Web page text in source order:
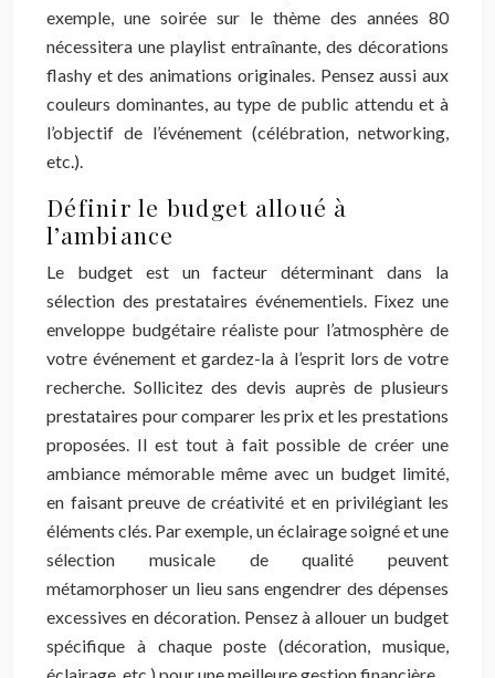
exemple, une soirée sur le thème des années 80
nécessitera une playlist entraînante, des décorations
flashy et des animations originales. Pensez aussi aux
couleurs dominantes, au type de public attendu et à
l’objectif de l’événement (célébration, networking,
etc.).
Définir le budget alloué à
l’ambiance
Le budget est un facteur déterminant dans la
sélection des prestataires événementiels. Fixez une
enveloppe budgétaire réaliste pour l’atmosphère de
votre événement et gardez-la à l’esprit lors de votre
recherche. Sollicitez des devis auprès de plusieurs
prestataires pour comparer les prix et les prestations
proposées. Il est tout à fait possible de créer une
ambiance mémorable même avec un budget limité,
en faisant preuve de créativité et en privilégiant les
éléments clés. Par exemple, un éclairage soigné et une
sélection musicale de qualité peuvent
métamorphoser un lieu sans engendrer des dépenses
excessives en décoration. Pensez à allouer un budget
spécifique à chaque poste (décoration, musique,